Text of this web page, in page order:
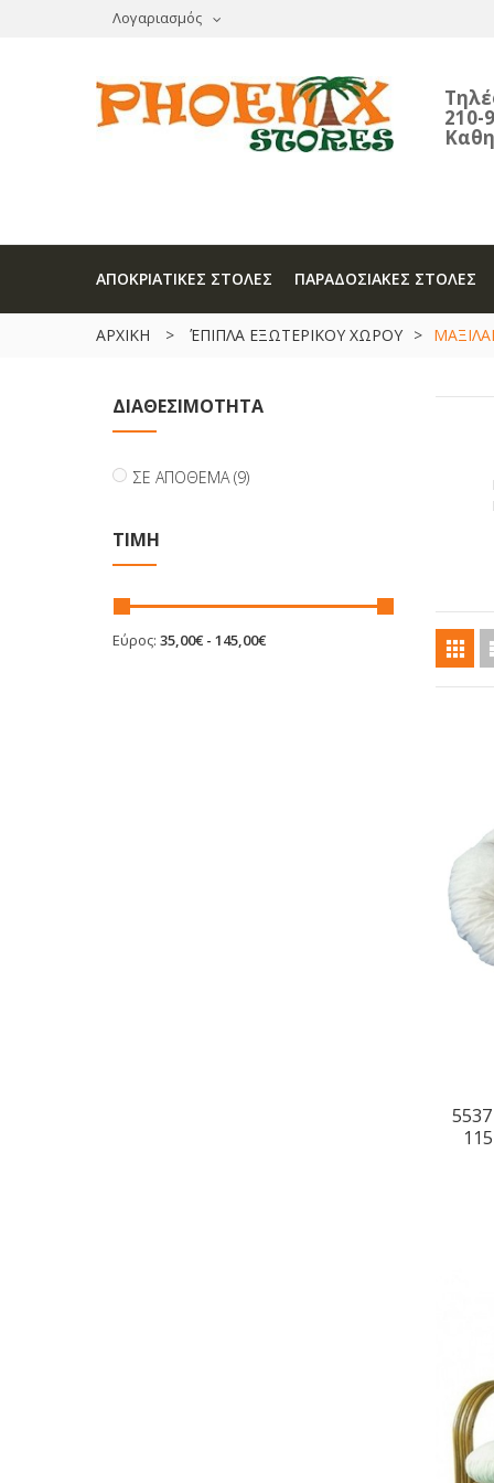
Λογαριασμός
210-
ΑΠΟΚΡΙΑΤΙΚΕΣ ΣΤΟΛΕΣ ΠΑΡΑΔΟΣΙΑΚΕΣ ΣΤΟΛΕΣ
ΑΡΧΙΚΗ > ΈΠΙΠΛΑ ΕΞΩΤΕΡΙΚΟΥ ΧΩΡΟΥ >
ΔΙΑΘΕΣΙΜΌΤΗΤΑ
ΣΕ ΑΠΌΘΕΜΑ (9)
ΤΙΜΉ
Εύρος: 35,00€ - 145,00€